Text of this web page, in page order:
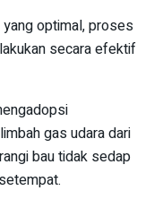
optimal, proses
secara efektif
gas udara dari
bau tidak sedap